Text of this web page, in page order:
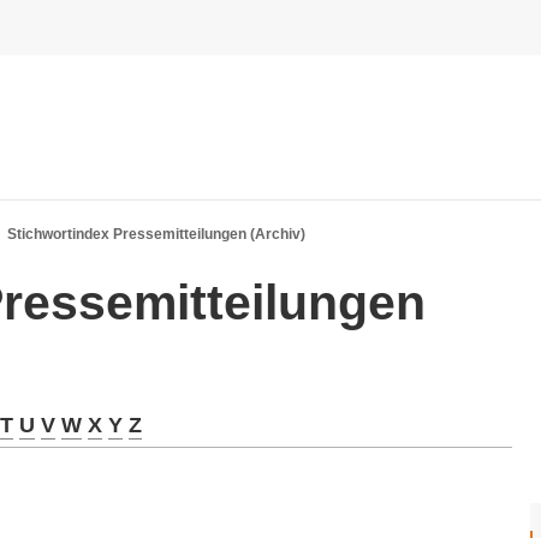
Stichwortindex Pressemitteilungen (Archiv)
T U V W X Y Z